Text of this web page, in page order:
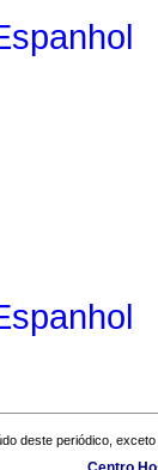
deste periódico,